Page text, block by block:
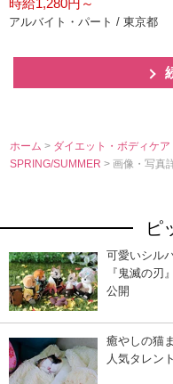
時給1,280円～
アルバイト・パート / 東京都
ホーム > ダイエット・ボディケア
SPRING/SUMMER> 画像・写真
ピ
可愛いシル
『鬼滅の刃
公開
癒やしの猫
人気タレン